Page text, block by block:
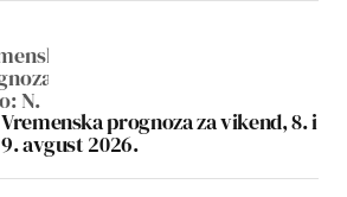
Vremenska prognoza za vikend, 8. i
9. avgust 2026.